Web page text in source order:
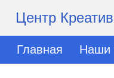
Центр
Главная Наши